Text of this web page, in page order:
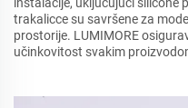
trakalicce su savršene za
prostorije. LUMIMORE
učinkovitost svakim